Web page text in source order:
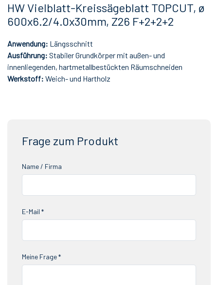
HW Vielblatt-Kreissägeblatt TOPCUT, ø
600x6.2/4.0x30mm, Z26 F+2+2+2
Anwendung: Längsschnitt
Ausführung: Stabiler Grundkörper mit außen- und
innenliegenden, hartmetallbestückten Räumschneiden
Werkstoff: Weich- und Hartholz
Frage zum Produkt
Name / Firma
E-Mail *
Meine Frage *